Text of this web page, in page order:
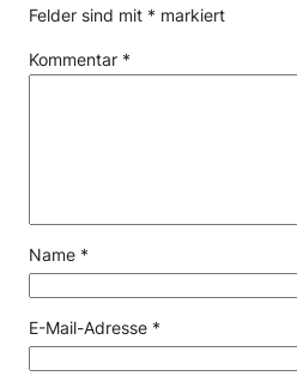
Felder sind mit * markiert
Kommentar *
Name *
E-Mail-Adresse *